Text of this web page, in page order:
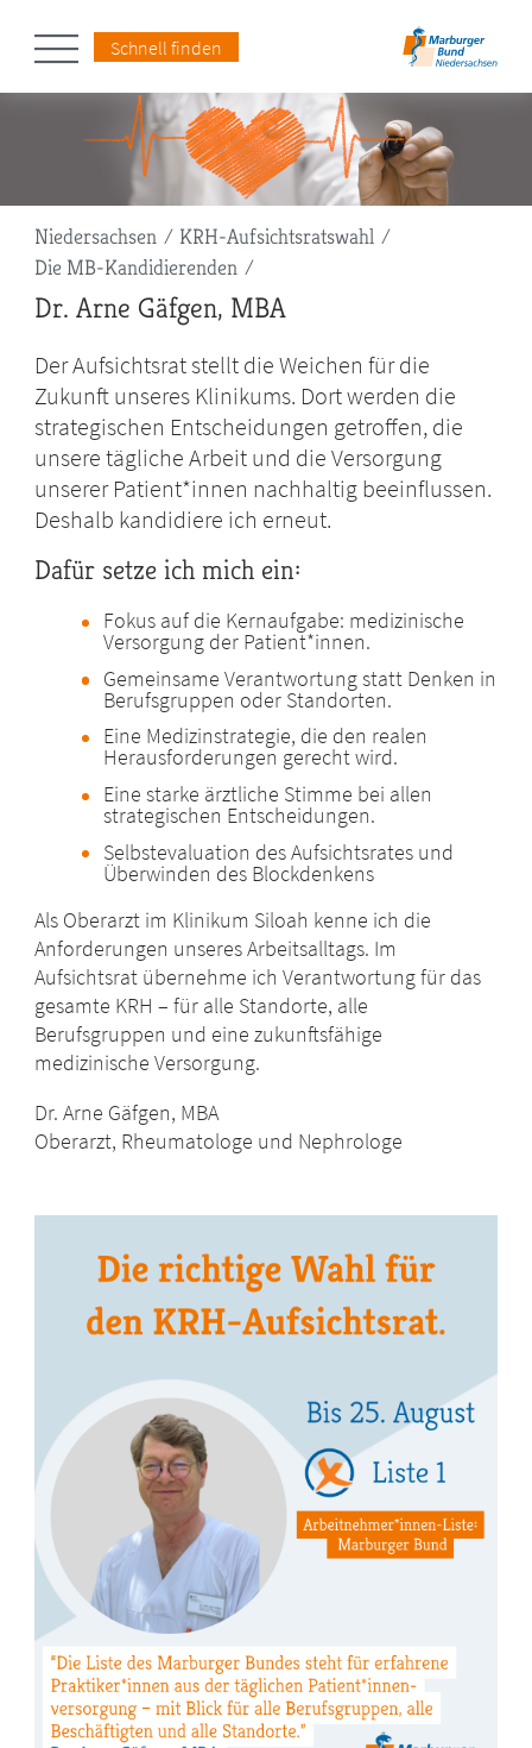
Schnell finden
Pfadnavigation
Niedersachsen
KRH-Aufsichtsratswahl
Die MB-Kandidierenden
Dr. Arne Gäfgen, MBA
Der Aufsichtsrat stellt die Weichen für die
Zukunft unseres Klinikums. Dort werden die
strategischen Entscheidungen getroffen, die
unsere tägliche Arbeit und die Versorgung
unserer Patient*innen nachhaltig beeinflussen.
Deshalb kandidiere ich erneut.
Dafür setze ich mich ein:
Fokus auf die Kernaufgabe: medizinische
Versorgung der Patient*innen.
Gemeinsame Verantwortung statt Denken in
Berufsgruppen oder Standorten.
Eine Medizinstrategie, die den realen
Herausforderungen gerecht wird.
Eine starke ärztliche Stimme bei allen
strategischen Entscheidungen.
Selbstevaluation des Aufsichtsrates und
Überwinden des Blockdenkens
Als Oberarzt im Klinikum Siloah kenne ich die
Anforderungen unseres Arbeitsalltags. Im
Aufsichtsrat übernehme ich Verantwortung für das
gesamte KRH – für alle Standorte, alle
Berufsgruppen und eine zukunftsfähige
medizinische Versorgung.
Dr. Arne Gäfgen, MBA
Oberarzt, Rheumatologe und Nephrologe